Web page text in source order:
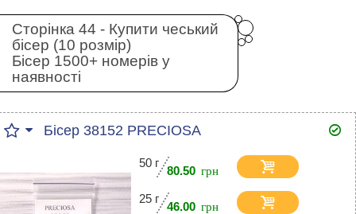
Сторінка 44 - Купити чеський
бісер (10 розмір)
Бісер 1500+ номерів у
наявності
Бісер 38152 PRECIOSA
50 г
80.50
25 г
46.00